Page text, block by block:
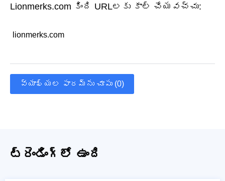
Lionmerks.com కింది URLలకు కాల్ చేయవచ్చు:
lionmerks.com
వ్యాఖ్యల ఫారమ్‌ను చూపు (0)
ట్రెండింగ్‌లో ఉంది